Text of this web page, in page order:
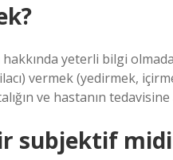
hakkında yeterli bilgi
vermek (yedirmek,
ve hastanın
subjektif